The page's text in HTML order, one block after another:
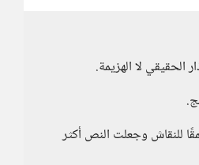
لا الهزيمة.
للنقاش وجعلت النص أكثر